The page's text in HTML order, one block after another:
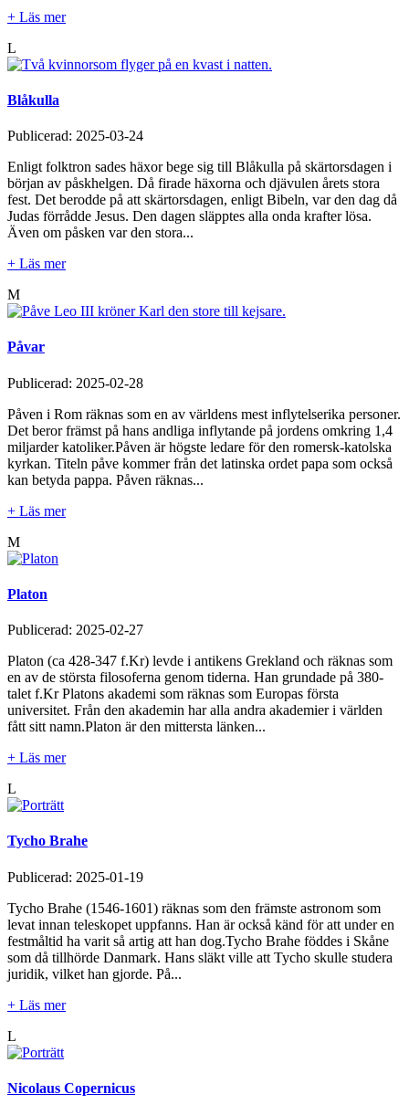
+ Läs mer
L
Blåkulla
Publicerad: 2025-03-24
Enligt folktron sades häxor bege sig till Blåkulla på skärtorsdagen i
början av påskhelgen. Då firade häxorna och djävulen årets stora
fest. Det berodde på att skärtorsdagen, enligt Bibeln, var den dag då
Judas förrådde Jesus. Den dagen släpptes alla onda krafter lösa.
Även om påsken var den stora...
+ Läs mer
M
Påvar
Publicerad: 2025-02-28
Påven i Rom räknas som en av världens mest inflytelserika personer.
Det beror främst på hans andliga inflytande på jordens omkring 1,4
miljarder katoliker.Påven är högste ledare för den romersk-katolska
kyrkan. Titeln påve kommer från det latinska ordet papa som också
kan betyda pappa. Påven räknas...
+ Läs mer
M
Platon
Publicerad: 2025-02-27
Platon (ca 428-347 f.Kr) levde i antikens Grekland och räknas som
en av de största filosoferna genom tiderna. Han grundade på 380-
talet f.Kr Platons akademi som räknas som Europas första
universitet. Från den akademin har alla andra akademier i världen
fått sitt namn.Platon är den mittersta länken...
+ Läs mer
L
Tycho Brahe
Publicerad: 2025-01-19
Tycho Brahe (1546-1601) räknas som den främste astronom som
levat innan teleskopet uppfanns. Han är också känd för att under en
festmåltid ha varit så artig att han dog.Tycho Brahe föddes i Skåne
som då tillhörde Danmark. Hans släkt ville att Tycho skulle studera
juridik, vilket han gjorde. På...
+ Läs mer
L
Nicolaus Copernicus